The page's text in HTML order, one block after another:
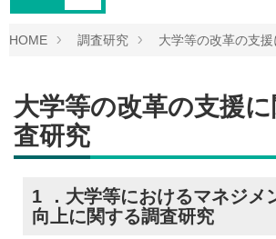
HOME 調査研究 大学等の改革の支
大学等の改革の支援
査研究
1 ．大学等におけるマネジメ
向上に関する調査研究